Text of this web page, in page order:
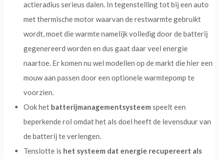
actieradius serieus dalen. In tegenstelling tot bij een auto
met thermische motor waarvan de restwarmte gebruikt
wordt, moet die warmte namelijk volledig door de batterij
gegenereerd worden en dus gaat daar veel energie
naartoe. Er komen nu wel modellen op de markt die hier een
mouw aan passen door een optionele warmtepomp te
voorzien.
Ook het batterijmanagementsysteem speelt een
beperkende rol omdat het als doel heeft de levensduur van
de batterij te verlengen.
Tenslotte is het systeem dat energie recupereert als